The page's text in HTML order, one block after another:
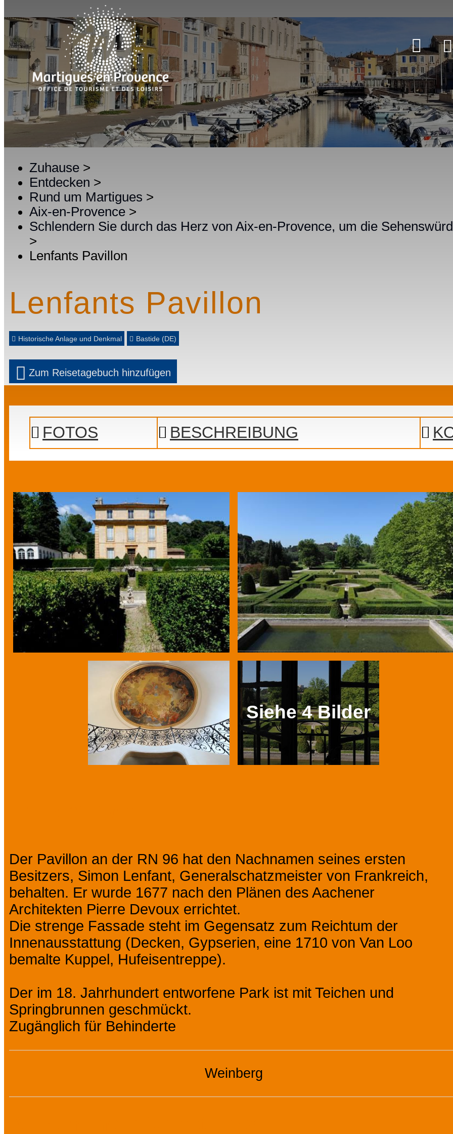
Zuhause >
Entdecken >
Rund um Martigues >
Aix-en-Provence >
Schlendern Sie durch das Herz von Aix-en-Provence, um die
>
Lenfants Pavillon
Lenfants Pavillon
Historische Anlage und Denkmal Bastide (DE)
Zum Reisetagebuch hinzufügen
FOTOS BESCHREIBUNG
Siehe 4 Bilder
Next
Der Pavillon an der RN 96 hat den Nachnamen seines ersten
Besitzers, Simon Lenfant, Generalschatzmeister von Frankreich,
behalten. Er wurde 1677 nach den Plänen des Aachener
Architekten Pierre Devoux errichtet.
Die strenge Fassade steht im Gegensatz zum Reichtum der
Innenausstattung (Decken, Gypserien, eine 1710 von Van Loo
bemalte Kuppel, Hufeisentreppe).
Der im 18. Jahrhundert entworfene Park ist mit Teichen und
Springbrunnen geschmückt.
Zugänglich für Behinderte
Weinberg